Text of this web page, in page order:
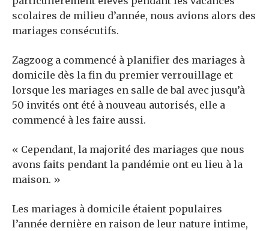
scolaires de milieu d’année, nous avions alors des
mariages consécutifs.
Zagzoog a commencé à planifier des mariages à
domicile dès la fin du premier verrouillage et
lorsque les mariages en salle de bal avec jusqu’à
50 invités ont été à nouveau autorisés, elle a
commencé à les faire aussi.
« Cependant, la majorité des mariages que nous
avons faits pendant la pandémie ont eu lieu à la
maison. »
Les mariages à domicile étaient populaires
l’année dernière en raison de leur nature intime,